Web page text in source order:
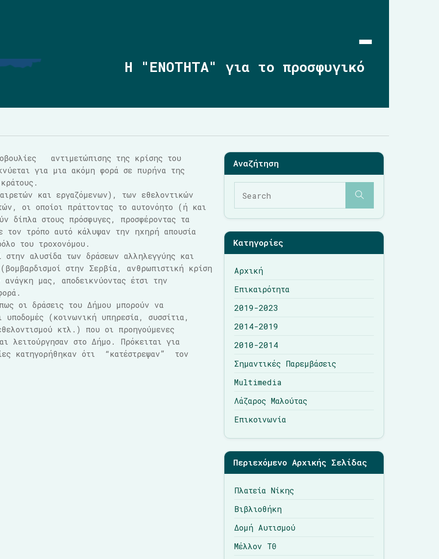
2019-2023
2014-2019
2010-2014
Σημαντικές Παρεμβάσεις
Multimedia
Λάζαρος Μαλούτας
Επικοινωνία
Η "ΕΝΟΤΗΤΑ" για το προσφυγικό
αντιμετώπισης της κρίσης του
για μια ακόμη φορά σε πυρήνα της
και εργαζόμενων), των εθελοντικών
οι οποίοι πράττοντας το αυτονόητο (ή και
δίπλα στους πρόσφυγες, προσφέροντας τα
τον τρόπο αυτό κάλυψαν την ηχηρή απουσία
του τροχονόμου.
αλυσίδα των δράσεων αλληλεγγύης και
στην Σερβία, ανθρωπιστική κρίση
μας, αποδεικνύοντας έτσι την
οι δράσεις του Δήμου μπορούν να
υποδομές (κοινωνική υπηρεσία, συσσίτια,
κτλ.) που οι προηγούμενες
λειτούργησαν στο Δήμο. Πρόκειται για
κατηγορήθηκαν ότι “κατέστρεψαν” τον
Κατηγορίες
Αρχική
Επικαιρότητα
2019-2023
2014-2019
2010-2014
Σημαντικές Παρεμβάσεις
Multimedia
Λάζαρος Μαλούτας
Επικοινωνία
Περιεχόμενο Αρχικής Σελίδας
Πλατεία Νίκης
Βιβλιοθήκη
Δομή Αυτισμού
Μέλλον ΤΘ